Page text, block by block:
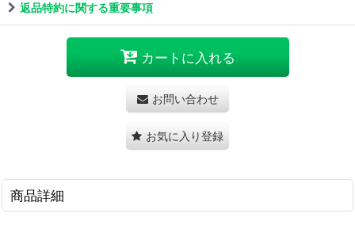
返品特約に関する重要事項
カートに入れる
お問い合わせ
お気に入り登録
商品詳細